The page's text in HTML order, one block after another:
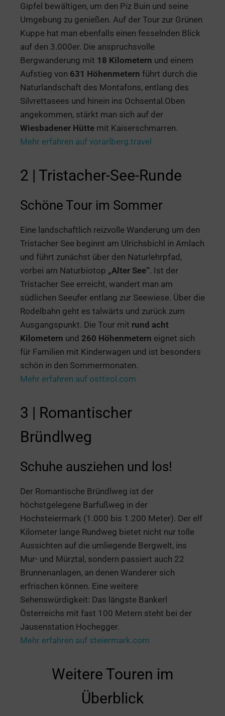
Gipfel bewältigen, um den Piz Buin und seine
Umgebung zu genießen. Auf der Tour zur Grünen
Kuppe hat man ebenfalls einen fesselnden Blick
auf den 3.000er. Die anspruchsvolle
Bergwanderung mit 18 Kilometern und einem
Aufstieg von 631 Höhenmetern führt durch die
Naturlandschaft des Montafons, entlang des
Silvrettasees und hinein ins Ochsental.Oben
angekommen, stärkt man sich auf der
Wiesbadener Hütte mit Kaiserschmarren.
Mehr erfahren auf vorarlberg.travel
2 | Tristacher-See-Runde
Schöne Tour im Sommer
Eine landschaftlich reizvolle Wanderung um den
Tristacher See beginnt am Ulrichsbichl in Amlach
und führt zunächst über den Naturlehrpfad,
vorbei am Naturbiotop „Alter See“. Ist der
Tristacher See erreicht, wandert man am
südlichen Seeufer entlang zur Seewiese. Über die
Rodelbahn geht es talwärts und zurück zum
Ausgangspunkt. Die Tour mit rund acht
Kilometern und 260 Höhenmetern eignet sich
für Familien mit Kinderwagen und ist besonders
schön in den Sommermonaten.
Mehr erfahren auf osttirol.com
3 | Romantischer
Bründlweg
Schuhe ausziehen und los!
Der Romantische Bründlweg ist der
höchstgelegene Barfußweg in der
Hochsteiermark (1.000 bis 1.200 Meter). Der elf
Kilometer lange Rundweg bietet nicht nur tolle
Aussichten auf die umliegende Bergwelt, ins
Mur- und Mürztal, sondern passiert auch 22
Brunnenanlagen, an denen Wanderer sich
erfrischen können. Eine weitere
Sehenswürdigkeit: Das längste Bankerl
Österreichs mit fast 100 Metern steht bei der
Jausenstation Hochegger.
Mehr erfahren auf steiermark.com
Weitere Touren im
Überblick